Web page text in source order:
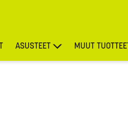
ASUSTEET MUUT TUOTTEET